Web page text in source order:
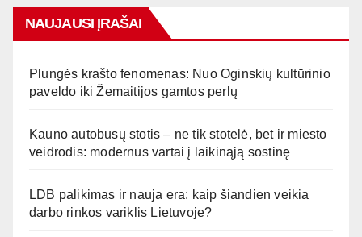
NAUJAUSI ĮRAŠAI
Plungės krašto fenomenas: Nuo Oginskių kultūrinio
paveldo iki Žemaitijos gamtos perlų
Kauno autobusų stotis – ne tik stotelė, bet ir miesto
veidrodis: modernūs vartai į laikinąją sostinę
LDB palikimas ir nauja era: kaip šiandien veikia
darbo rinkos variklis Lietuvoje?